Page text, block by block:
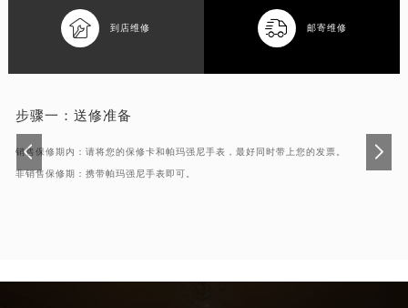
 到店维修  邮寄维修
步骤一： 送修准备
销售保修期内：请将您的保修卡和帕玛强尼手表，最好同时带上您的发票。
非销售保修期：携带帕玛强尼手表即可。